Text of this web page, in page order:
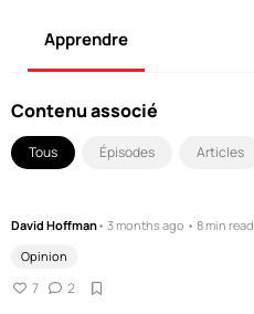
Apprendre
Contenu associé
Tous Épisodes Articles
David Hoffman• 3 months ago • 8 min read
Opinion
7 2